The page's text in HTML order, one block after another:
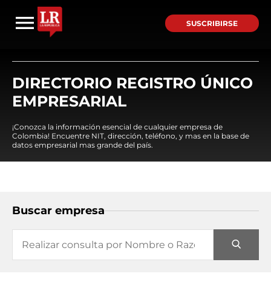
SUSCRIBIRSE
DIRECTORIO REGISTRO ÚNICO
EMPRESARIAL
¡Conozca la información esencial de cualquier empresa de
Colombia! Encuentre NIT, dirección, teléfono, y mas en la base de
datos empresarial mas grande del país.
Buscar empresa